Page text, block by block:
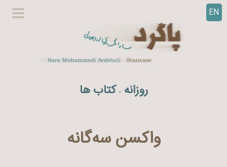
EN
روزانه . کتاب ها
واکسن سه‌گانه